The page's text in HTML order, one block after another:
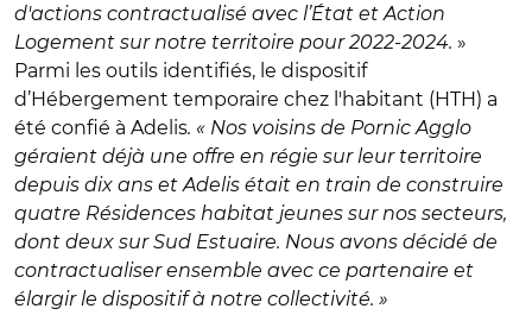
d'actions contractualisé avec l’État et Action
Logement sur notre territoire pour 2022-2024. »
Parmi les outils identifiés, le dispositif
d’Hébergement temporaire chez l'habitant (HTH) a
été confié à Adelis. « Nos voisins de Pornic Agglo
géraient déjà une offre en régie sur leur territoire
depuis dix ans et Adelis était en train de construire
quatre Résidences habitat jeunes sur nos secteurs,
dont deux sur Sud Estuaire. Nous avons décidé de
contractualiser ensemble avec ce partenaire et
élargir le dispositif à notre collectivité. »